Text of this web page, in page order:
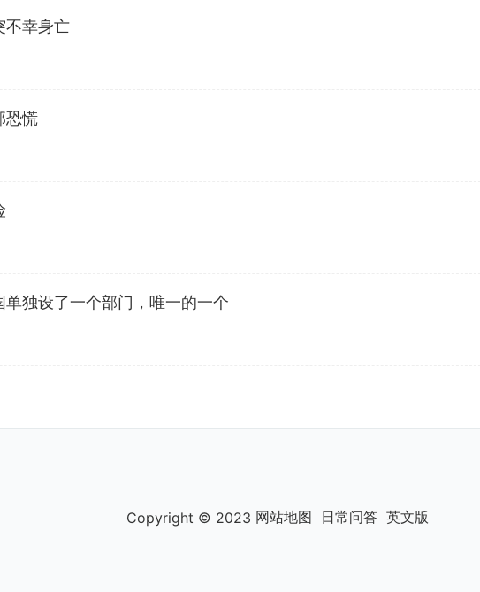
不幸身亡
恐慌
独设了一个部门，唯一的一个
Copyright © 2023 网站地图 日常问答 英文版